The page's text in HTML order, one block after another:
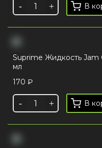
В
Suprime Жидкость Jam
мл
170 ₽
В